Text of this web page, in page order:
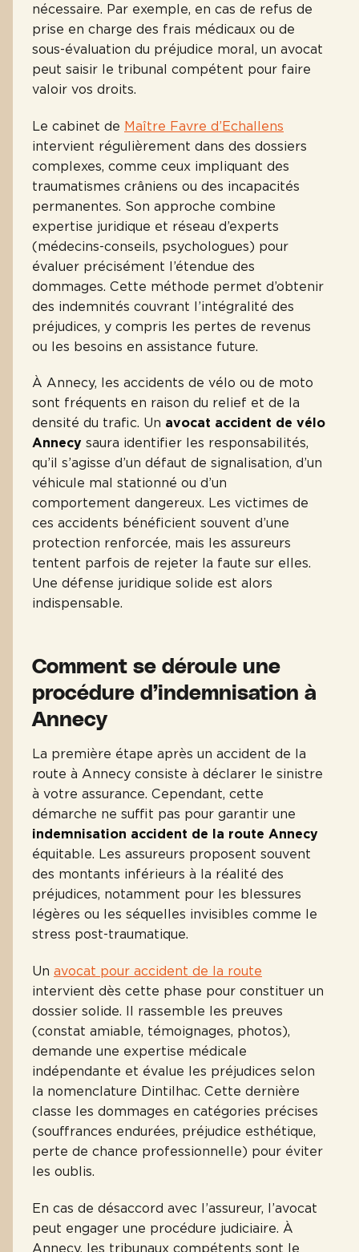
nécessaire. Par exemple, en cas de refus de
prise en charge des frais médicaux ou de
sous-évaluation du préjudice moral, un avocat
peut saisir le tribunal compétent pour faire
valoir vos droits.
Le cabinet de Maître Favre d’Echallens
intervient régulièrement dans des dossiers
complexes, comme ceux impliquant des
traumatismes crâniens ou des incapacités
permanentes. Son approche combine
expertise juridique et réseau d’experts
(médecins-conseils, psychologues) pour
évaluer précisément l’étendue des
dommages. Cette méthode permet d’obtenir
des indemnités couvrant l’intégralité des
préjudices, y compris les pertes de revenus
ou les besoins en assistance future.
À Annecy, les accidents de vélo ou de moto
sont fréquents en raison du relief et de la
densité du trafic. Un avocat accident de vélo
Annecy saura identifier les responsabilités,
qu’il s’agisse d’un défaut de signalisation, d’un
véhicule mal stationné ou d’un
comportement dangereux. Les victimes de
ces accidents bénéficient souvent d’une
protection renforcée, mais les assureurs
tentent parfois de rejeter la faute sur elles.
Une défense juridique solide est alors
indispensable.
Comment se déroule une
procédure d’indemnisation à
Annecy
La première étape après un accident de la
route à Annecy consiste à déclarer le sinistre
à votre assurance. Cependant, cette
démarche ne suffit pas pour garantir une
indemnisation accident de la route Annecy
équitable. Les assureurs proposent souvent
des montants inférieurs à la réalité des
préjudices, notamment pour les blessures
légères ou les séquelles invisibles comme le
stress post-traumatique.
Un avocat pour accident de la route
intervient dès cette phase pour constituer un
dossier solide. Il rassemble les preuves
(constat amiable, témoignages, photos),
demande une expertise médicale
indépendante et évalue les préjudices selon
la nomenclature Dintilhac. Cette dernière
classe les dommages en catégories précises
(souffrances endurées, préjudice esthétique,
perte de chance professionnelle) pour éviter
les oublis.
En cas de désaccord avec l’assureur, l’avocat
peut engager une procédure judiciaire. À
Annecy, les tribunaux compétents sont le